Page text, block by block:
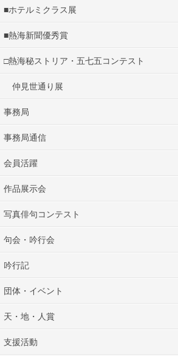
■ホテルミクラス展
■熱海新聞優秀賞
□熱海秘ストリア・五七五コンテスト
仲見世通り展
事務局
事務局通信
会員活躍
作品展示会
写真俳句コンテスト
句会・吟行会
吟行記
団体・イベント
天・地・人賞
支援活動